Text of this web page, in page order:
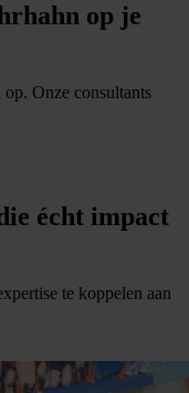
op je
Onze consultants
écht impact
te koppelen aan